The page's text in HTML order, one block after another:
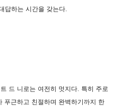
답하는 시간을 갖는다.
드 니로는 여전히 멋지다. 특히 주로
푸근하고 친절하며 완벽하기까지 한